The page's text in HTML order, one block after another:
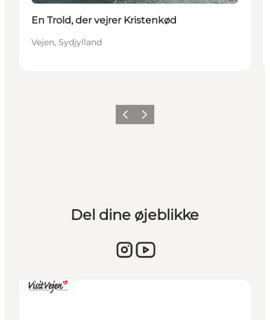
En Trold, der vejrer Kristenkød
Vejen, Sydjylland
Forrige billede
Næste billede
Del dine øjeblikke